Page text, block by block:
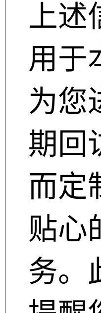
上述
用于
为您
期回
而定
贴心
务。